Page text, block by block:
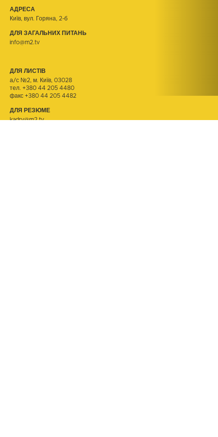
АДРЕСА
Київ, вул. Горяна, 2-б
ДЛЯ ЗАГАЛЬНИХ ПИТАНЬ
info@m2.tv
ДЛЯ ЛИСТІВ
а/с №2, м. Київ, 03028
тел. +380 44 205 4480
факс +380 44 205 4482
ДЛЯ РЕЗЮМЕ
kadry@m2.tv